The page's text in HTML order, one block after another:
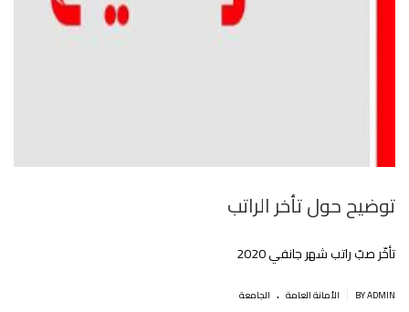
توضيح حول تأخر الراتب
تأخّر صبّ راتب شهر جانفي 2020
BY ADMIN اﻷمانة العامة . الجامعة